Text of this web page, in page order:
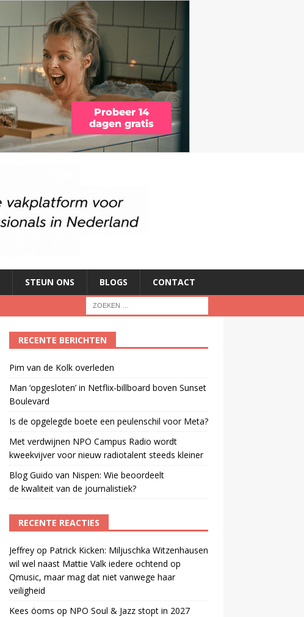
STEUN ONS BLOGS CONTACT
RECENTE BERICHTEN
Pim van de Kolk overleden
Man ‘opgesloten’ in Netflix-billboard boven Sunset
Boulevard
Is de opgelegde boete een peulenschil voor Meta?
Met verdwijnen NPO Campus Radio wordt
kweekvijver voor nieuw radiotalent steeds kleiner
Blog Guido van Nispen: Wie beoordeelt
de kwaliteit van de journalistiek?
RECENTE REACTIES
Jeffreyop Patrick Kicken: Miljuschka Witzenhausen
wil wel naast Mattie Valk iedere ochtend op
Qmusic, maar mag dat niet vanwege haar
veiligheid
Kees öoms op NPO Soul & Jazz stopt in 2027